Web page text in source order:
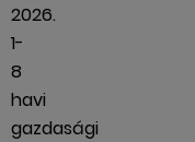
2026.
1-
8
havi
gazdasági